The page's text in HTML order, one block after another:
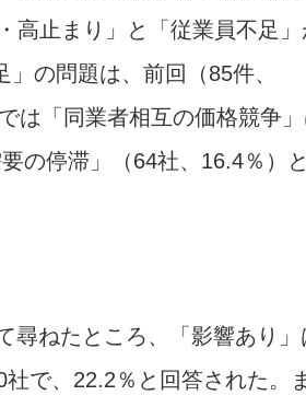
高止まり」と「従業員不足」
の問題は、前回（85件、
は「同業者相互の価格競争
の停滞」（64社、16.4％）
尋ねたところ、「影響あり」
で、22.2％と回答された。